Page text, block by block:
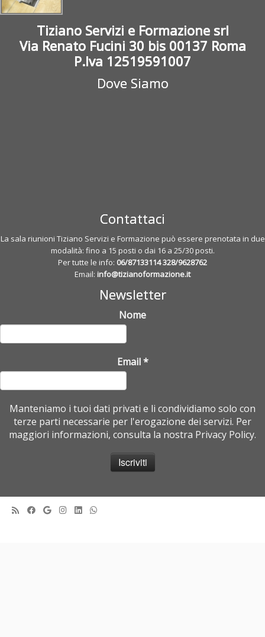
Tiziano Servizi e Formazione srl
Via Renato Fucini 30 bis 00137 Roma
P.Iva 12519591007
Dove Siamo
Contattaci
La sala riunioni Tiziano Servizi e Formazione può essere prenotata in due
modalità: fino a 15 posti o dai 16 a 25/30 posti.
Per tutte le info: 06/87133114328/9628762
Email: info@tizianoformazione.it
Newsletter
Nome
Email*
Manteniamo i tuoi dati privati e li condividiamo solo con
terze parti necessarie per l'erogazione dei servizi. Per
maggiori informazioni, consulta la nostra Privacy Policy.